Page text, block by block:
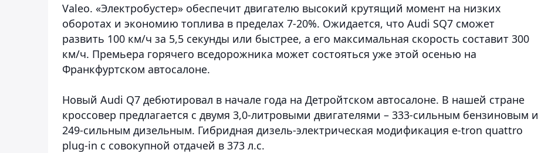
Valeo. «Электробустер» обеспечит двигателю высокий крутящий момент на низких
оборотах и экономию топлива в пределах 7-20%. Ожидается, что Audi SQ7 сможет
развить 100 км/ч за 5,5 секунды или быстрее, а его максимальная скорость составит 300
км/ч. Премьера горячего вседорожника может состояться уже этой осенью на
Франкфуртском автосалоне.
Новый Audi Q7 дебютировал в начале года на Детройтском автосалоне. В нашей стране
кроссовер предлагается с двумя 3,0-литровыми двигателями – 333-сильным бензиновым и
249-сильным дизельным. Гибридная дизель-электрическая модификация e-tron quattro
plug-in с совокупной отдачей в 373 л.с.